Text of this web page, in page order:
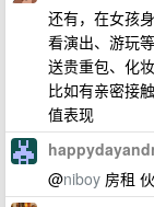
还有，在女孩
看演出、游玩
送贵重包、化
比如有亲密接
值表现
@niboy 房租